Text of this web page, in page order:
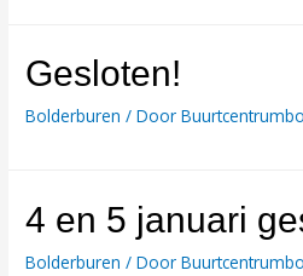
Gesloten!
Bolderburen / Door
4 en 5 januari
Bolderburen / Door